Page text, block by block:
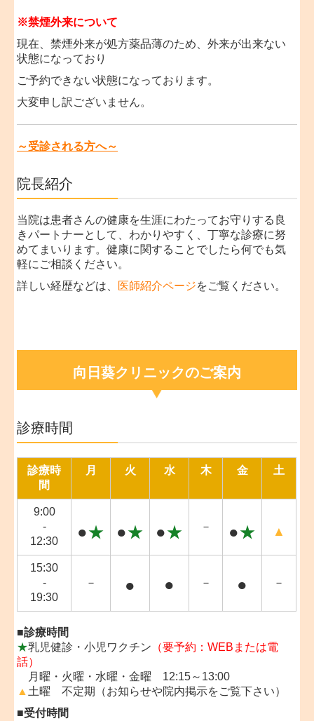
※禁煙外来について
現在、禁煙外来が処方薬品薄のため、外来が出来ない
状態になっており
ご予約できない状態になっております。
大変申し訳ございません。
～受診される方へ～
院長紹介
当院は患者さんの健康を生涯にわたってお守りする良
きパートナーとして、わかりやすく、丁寧な診療に努
めてまいります。健康に関することでしたら何でも気
軽にご相談ください。
詳しい経歴などは、
医師紹介ページをご覧ください。
向日葵クリニックのご案内
診療時間
診療時
間
月 火 水 木 金 土
9:00
-
12:30
●★ ●★ ●★ － ●★ ▲
15:30
-
19:30
－ ● ● － ● －
■診療時間
★乳児健診・小児ワクチン （要予約：WEBまたは電
話）
月曜・ 火曜・ 水曜・金曜 12:15～13:00
▲ 土曜 不定期（お知らせや院内掲示をご覧下さい）
■受付時間